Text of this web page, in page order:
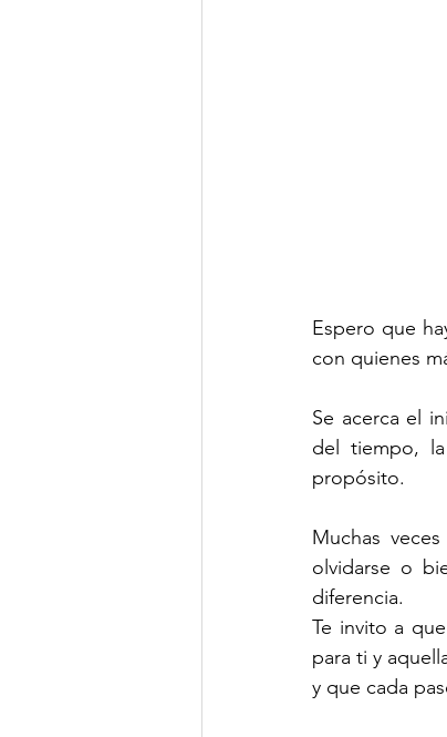
Espero que
con quienes
Se acerca el
del tiempo,
propósito.
Muchas
olvidarse o
diferencia.
Te invito a
para ti y
y que cada